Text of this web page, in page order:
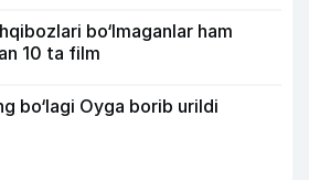
bo‘lmaganlar ham
10 ta film
bo‘lagi Oyga borib urildi